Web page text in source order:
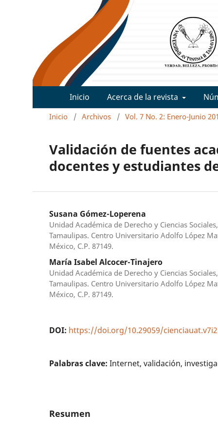
Inicio Acerca de la revista
Inicio / Archivos / Vol. 7 No. 2: Enero-Junio
Validación de fuentes
docentes y estudiantes
Susana Gómez-Loperena
Unidad Académica de Derecho y Ciencias
Tamaulipas. Centro Universitario Adolfo López
México, C.P. 87149.
María Isabel Alcocer-Tinajero
Unidad Académica de Derecho y Ciencias
Tamaulipas. Centro Universitario Adolfo López
México, C.P. 87149.
DOI: https://doi.org/10.29059/
Palabras clave:Internet, validación,
Resumen